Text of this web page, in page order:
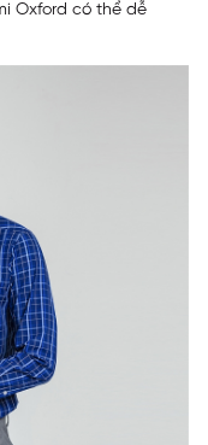
Oxford có thể dễ